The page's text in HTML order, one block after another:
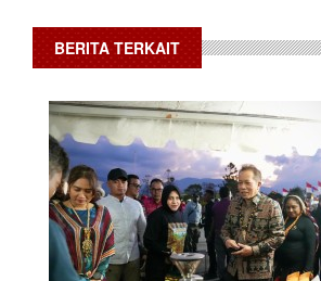
BERITA TERKAIT